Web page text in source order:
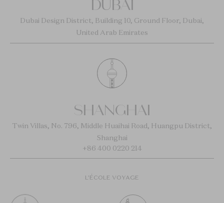
DUBAÏ
Dubai Design District, Building 10, Ground Floor, Dubai,
United Arab Emirates
SHANGHAI
Twin Villas, No. 796, Middle Huaihai Road, Huangpu District,
Shanghai
+86 400 0220 214
L’ÉCOLE VOYAGE